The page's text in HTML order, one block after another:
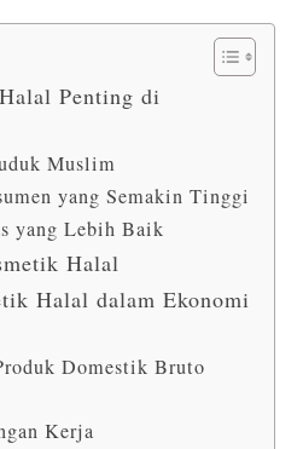
Penting di
Muslim
yang Semakin Tinggi
yang Lebih Baik
Halal
Halal dalam Ekonomi
Domestik Bruto
Kerja